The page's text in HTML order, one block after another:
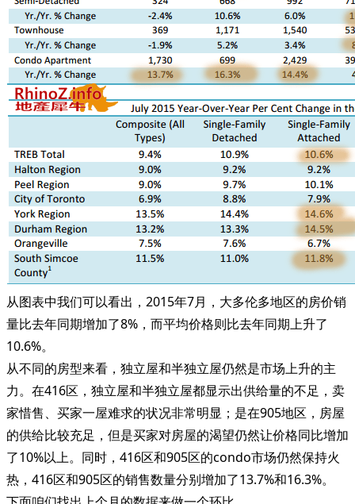
从图表中我们可以看出，2015年7月，大多伦多地区的房价销
量比去年同期增加了8%，而平均价格则比去年同期上升了
10.6%。
从不同的房型来看，独立屋和半独立屋仍然是市场上升的主
力。在416区，独立屋和半独立屋都显示出供给量的不足，卖
家惜售、买家一屋难求的状况非常明显；是在905地区，房屋
的供给比较充足，但是买家对房屋的渴望仍然让价格同比增加
了10%以上。同时，416区和905区的condo市场仍然保持火
热，416区和905区的销售数量分别增加了13.7%和16.3%。